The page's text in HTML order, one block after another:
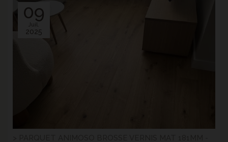
09
Juil.
2025